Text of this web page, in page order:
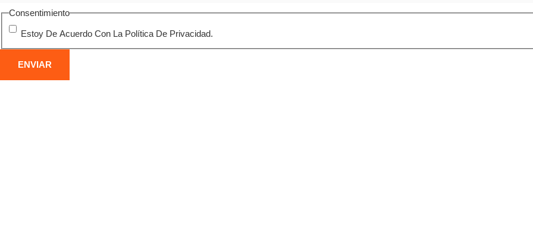
Consentimiento
Estoy De Acuerdo Con La Política De Privacidad.